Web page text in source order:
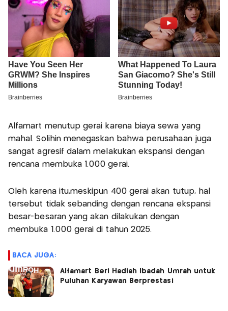
Alfamart menutup gerai karena biaya sewa yang
mahal. Solihin menegaskan bahwa perusahaan juga
sangat agresif dalam melakukan ekspansi dengan
rencana membuka 1.000 gerai.
Oleh karena itu,meskipun 400 gerai akan tutup, hal
tersebut tidak sebanding dengan rencana ekspansi
besar-besaran yang akan dilakukan dengan
membuka 1.000 gerai di tahun 2025.
BACA JUGA:
Alfamart Beri Hadiah Ibadah Umrah untuk
Puluhan Karyawan Berprestasi